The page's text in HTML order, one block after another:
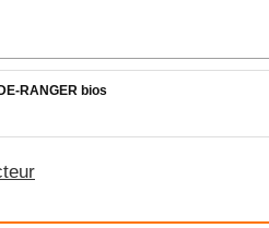
RANGER bios